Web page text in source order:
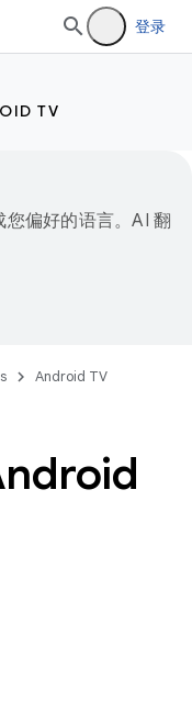
登录
TV
偏好的语言。AI 翻
Android TV